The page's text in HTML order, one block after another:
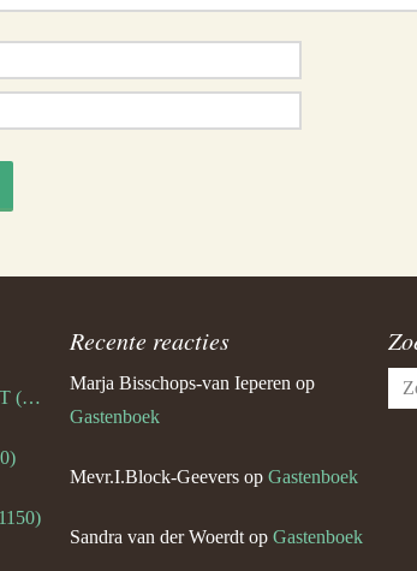
Doede Van VOORHOUT (Van FORNEHOLT) (--1101)
Recente reacties
Marja Bisschops-van Ieperen op
Gastenboek
Mevr.I.Block-Geevers op Gastenboek
Sandra van der Woerdt op Gastenboek